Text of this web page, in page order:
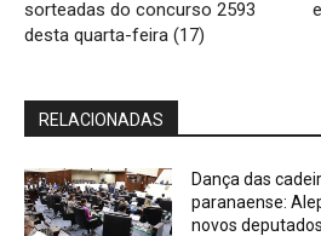
sorteadas do concurso 2593
desta quarta-feira (17)
RELACIONADAS
Dança das
paranaense:
novos